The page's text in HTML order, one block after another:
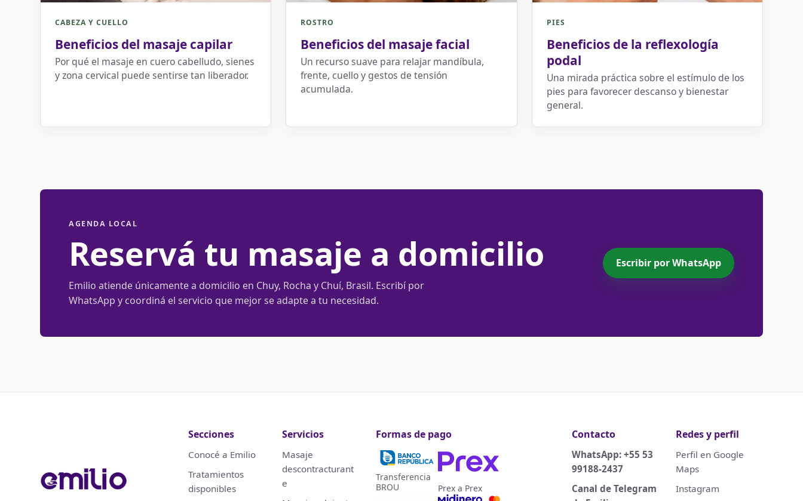
CABEZA Y CUELLO
Beneficios del masaje capilar
Por qué el masaje en cuero cabelludo, sienes
y zona cervical puede sentirse tan liberador.
ROSTRO
Beneficios del masaje facial
Un recurso suave para relajar mandíbula,
frente, cuello y gestos de tensión
acumulada.
PIES
Beneficios de la reflexología
podal
Una mirada práctica sobre el estímulo de los
pies para favorecer descanso y bienestar
general.
AGENDA LOCAL
Reservá tu masaje a domicilio
Emilio atiende únicamente a domicilio en Chuy, Rocha y Chuí, Brasil. Escribí por
WhatsApp y coordiná el servicio que mejor se adapte a tu necesidad.
Escribir por WhatsApp
Secciones
Conocé a Emilio
Tratamientos
disponibles
Servicios
Masaje
descontracturant
e
Formas de pago
Transferencia
BROU
Prex a Prex
Contacto
WhatsApp: +55 53
99188-2437
Canal de Telegram
Redes y perfil
Perfil en Google
Maps
Instagram